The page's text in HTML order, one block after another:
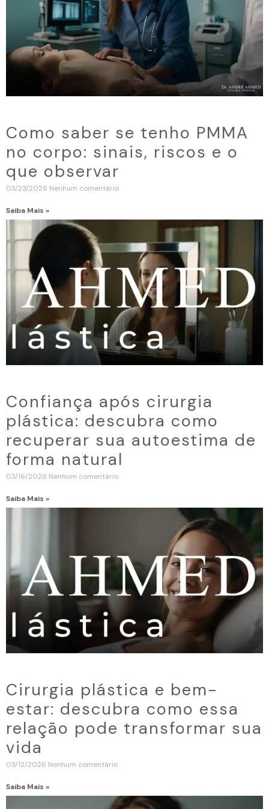
Como saber se tenho PMMA
no corpo: sinais, riscos e o
que observar
03/23/2026 Nenhum comentário
Saiba Mais »
Confiança após cirurgia
plástica: descubra como
recuperar sua autoestima de
forma natural
03/16/2026 Nenhum comentário
Saiba Mais »
Cirurgia plástica e bem-
estar: descubra como essa
relação pode transformar sua
vida
03/12/2026 Nenhum comentário
Saiba Mais »